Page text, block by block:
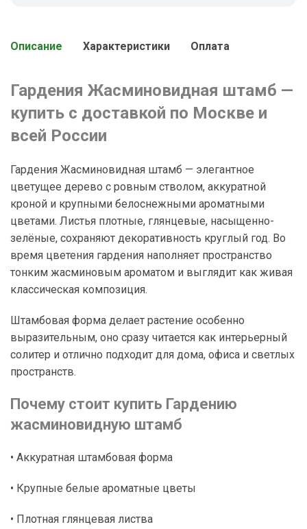
Описание Характеристики Оплата
Гардения Жасминовидная штамб —
купить с доставкой по Москве и
всей России
Гардения Жасминовидная штамб — элегантное
цветущее дерево с ровным стволом, аккуратной
кроной и крупными белоснежными ароматными
цветами. Листья плотные, глянцевые, насыщенно-
зелёные, сохраняют декоративность круглый год. Во
время цветения гардения наполняет пространство
тонким жасминовым ароматом и выглядит как живая
классическая композиция.
Штамбовая форма делает растение особенно
выразительным, оно сразу читается как интерьерный
солитер и отлично подходит для дома, офиса и светлых
пространств.
Почему стоит купить Гардению
жасминовидную штамб
• Аккуратная штамбовая форма
• Крупные белые ароматные цветы
• Плотная глянцевая листва